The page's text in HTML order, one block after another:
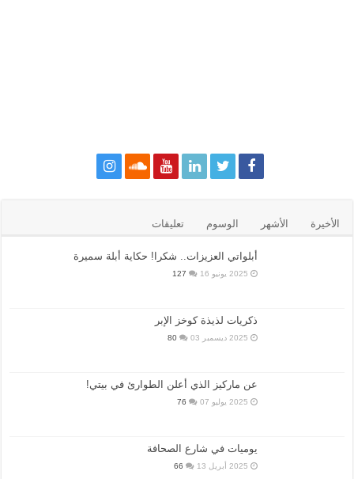
الأخيرة الأشهر الوسوم تعليقات
أبلواتي العزيزات.. شكرا! حكاية أبلة سميرة
2025 يونيو 16 127
ذكريات لذيذة كوخز الإبر
2025 ديسمبر 03 80
عن ماركيز الذي أعلن الطوارئ في بيتي!
2025 يوليو 07 76
يوميات في شارع الصحافة
2025 أبريل 13 66